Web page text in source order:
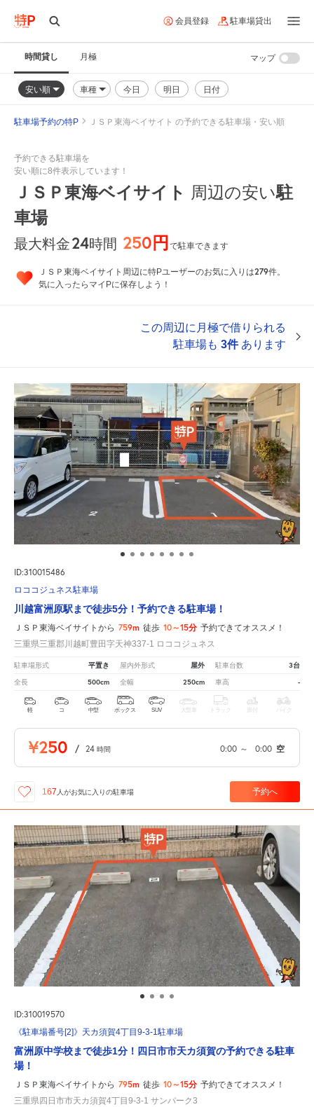
会員登録 駐車場貸出
時間貸し 月極
安い順 車種 今日 明日 日付
マップ
駐車場予約の特P ＪＳＰ東海ベイサイト の予約できる駐車場・安い順
予約できる駐車場を
安い順に8件表示しています！
ＪＳＰ東海ベイサイト 周辺の安い駐
車場
最大料金24時間 250円で駐車できます
ＪＳＰ東海ベイサイト周辺に特Pユーザーのお気に入りは279件。
気に入ったらマイPに保存しよう！
この周辺に月極で借りられる
駐車場も 3件あります
ID:310015486
ロココジュネス駐車場
川越富洲原駅まで徒歩5分！予約できる駐車場！
ＪＳＰ東海ベイサイトから 759m 徒歩 10～15分 予約できてオススメ！
三重県三重郡川越町豊田字天神337-1 ロココジュネス
駐車場形式 平置き 屋内外形式 屋外 駐車台数 3台
全長 500cm 全幅 250cm 車高 -
軽 コ 中型 ボックス SUV 大型車 トラック 原付 バイク
¥250 / 24 時間 0:00 ～ 0:00 空
167 人がお気に入りの駐車場 予約へ
ID:310019570
《駐車場番号[2]》天カ須賀4丁目9-3-1駐車場
富洲原中学校まで徒歩1分！四日市市天カ須賀の予約できる駐車
場！
ＪＳＰ東海ベイサイトから 795m 徒歩 10～15分 予約できてオススメ！
三重県四日市市天カ須賀4丁目9-3-1 サンパーク3